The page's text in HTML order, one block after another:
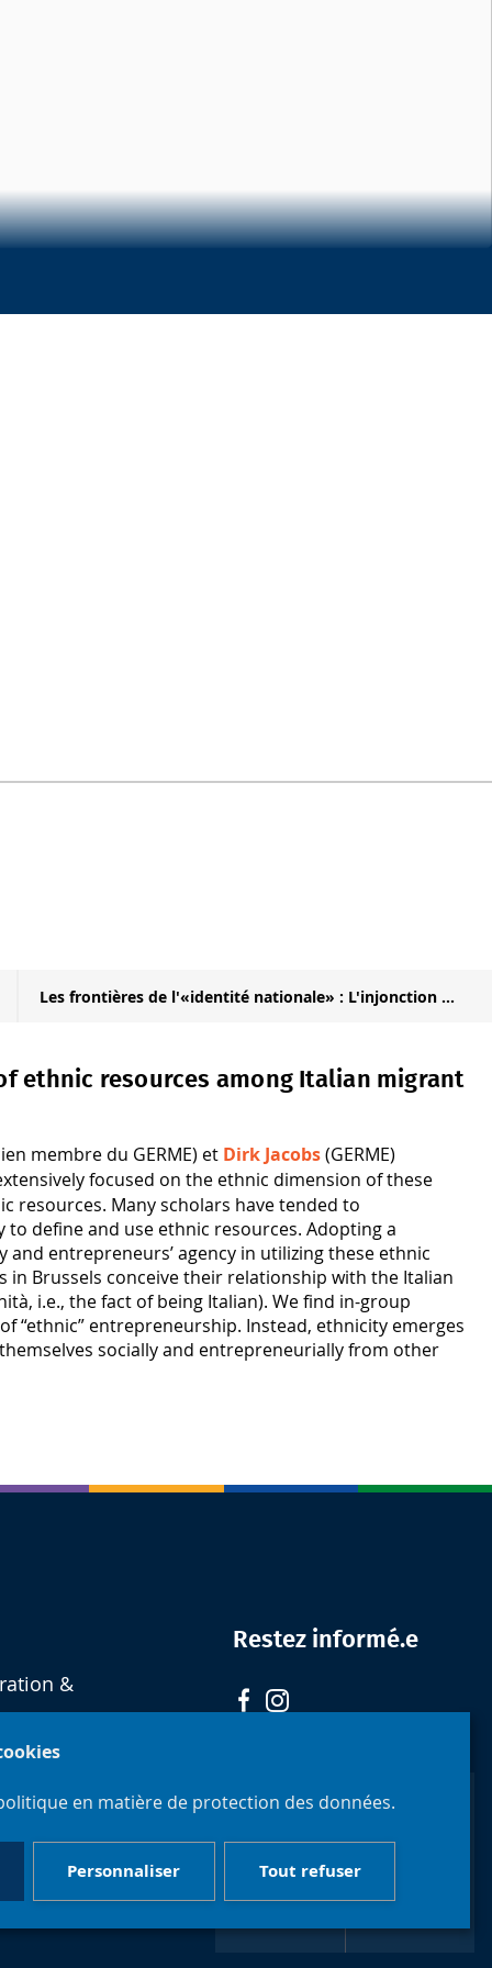
en matière de protection des données.
Tout refuser
Personnaliser
Les frontières de l'«identité nationale» : L'injonction ...
ethnic resources among Italian migrant
membre du GERME) et Dirk Jacobs(GERME)
focused on the ethnic dimension of these
resources. Many scholars have tended to
define and use ethnic resources. Adopting a
entrepreneurs’ agency in utilizing these ethnic
Brussels conceive their relationship with the Italian
i.e., the fact of being Italian). We find in-group
“ethnic” entrepreneurship. Instead, ethnicity emerges
socially and entrepreneurially from other
&
Restez informé.e
Faculté de
et Sciences
libre de